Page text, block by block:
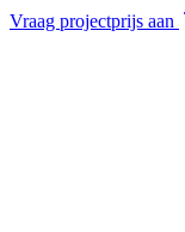
Vraag projectprijs aan